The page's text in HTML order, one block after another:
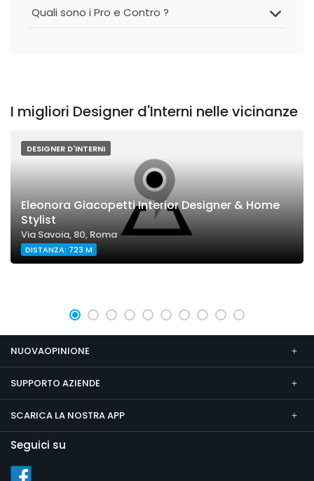
Quali sono i Pro e Contro ?
I migliori Designer d'Interni nelle vicinanze
DESIGNER D'INTERNI
Eleonora Giacopetti Interior Designer & Home
Stylist
Via Savoia, 80, Roma
DISTANZA: 723 M
NUOVAOPINIONE
SUPPORTO AZIENDE
SCARICA LA NOSTRA APP
Seguici su